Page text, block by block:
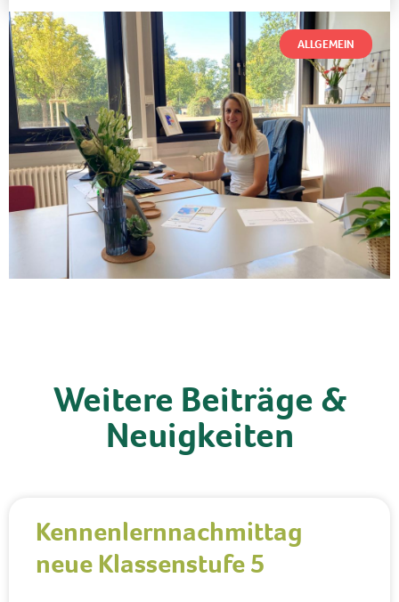
ALLGEMEIN
Weitere Beiträge &
Neuigkeiten
Kennenlernnachmittag
neue Klassenstufe 5